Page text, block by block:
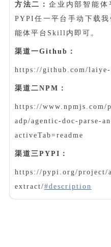
方法二：企业内部智能体
PYPI任一平台手动下载
能体平台Skill内即可。
渠道一Github：
https://github.com/
渠道二NPM：
https://www.npmjs.com/
adp/agentic-doc-parse-
activeTab=readme
渠道三PYPI：
https://pypi.org/project/
extract/#description